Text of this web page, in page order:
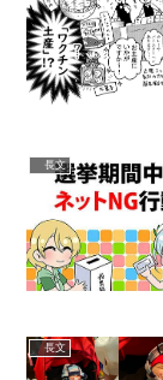
長文
長文